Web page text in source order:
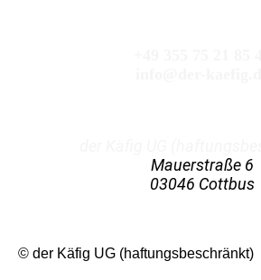
Mauerstraße 6
03046 Cottbus
© der Käfig UG (haftungsbeschränkt)